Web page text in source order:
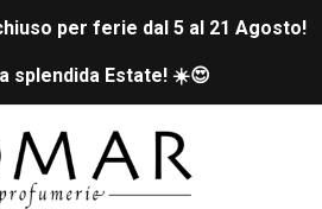
per ferie dal 5 al 21 Agosto!
splendida Estate! ☀️😍